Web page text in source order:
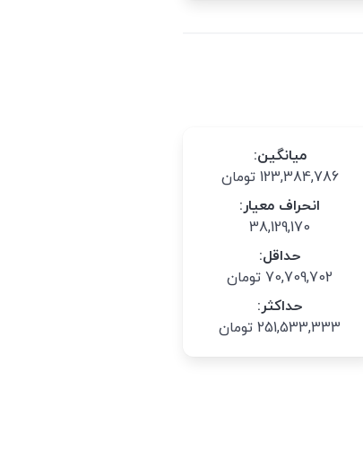
میانگین:
123,384,786 تومان
انحراف معیار:
38,129,170
حداقل:
70,709,702 تومان
حداکثر:
251,533,333 تومان